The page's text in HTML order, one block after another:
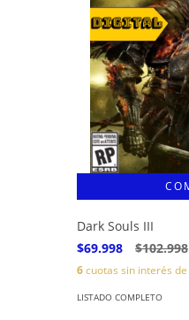
Dark Souls III
$69.998
$102.998
6cuotas sin interés de
LISTADO COMPLETO